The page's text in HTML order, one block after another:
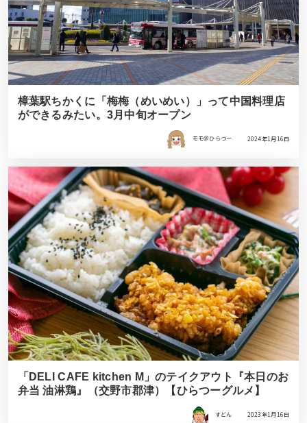
樟葉駅ちかくに「梅梅（めいめい）」って中国料理店
ができるみたい。3月中旬オープン
モモ＠ひらつー 2024年1月16日
「DELI CAFE kitchen M」のテイクアウト『本日のお
弁当 油淋鶏』（交野市郡津）【ひらつーグルメ】
すどん 2023年1月16日